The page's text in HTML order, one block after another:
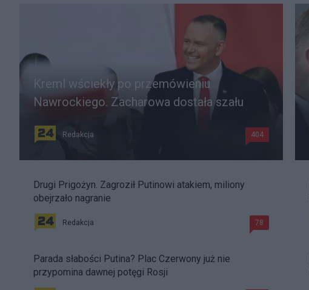
Kreml wściekły po przemówieniu
Nawrockiego. Zacharowa dostała szału
Redakcja 404
Drugi Prigożyn. Zagroził Putinowi atakiem, miliony
obejrzało nagranie
Redakcja 78
Parada słabości Putina? Plac Czerwony już nie
przypomina dawnej potęgi Rosji